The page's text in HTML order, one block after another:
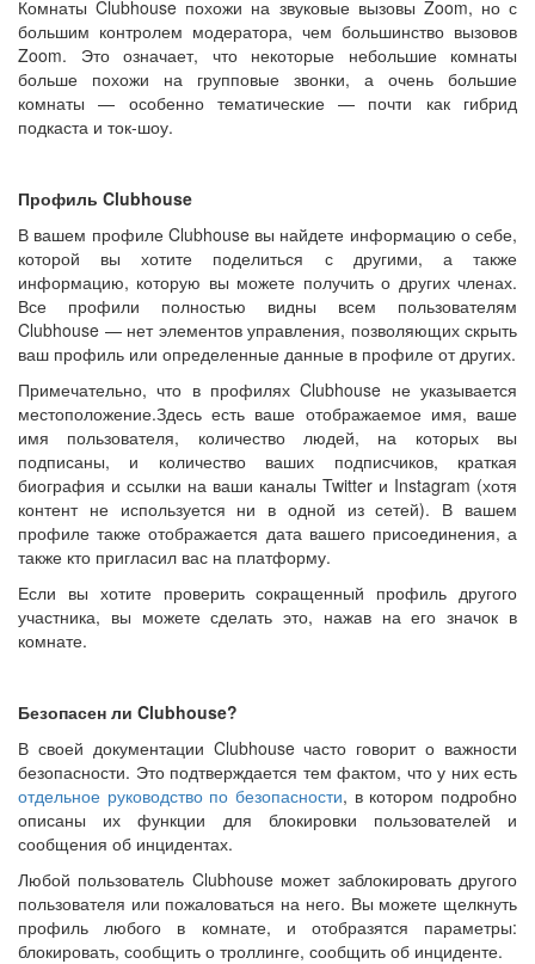
Комнаты Clubhouse похожи на звуковые вызовы Zoom, но с
большим контролем модератора, чем большинство вызовов
Zoom. Это означает, что некоторые небольшие комнаты
больше похожи на групповые звонки, а очень большие
комнаты — особенно тематические — почти как гибрид
подкаста и ток-шоу.
Профиль Clubhouse
В вашем профиле Clubhouse вы найдете информацию о себе,
которой вы хотите поделиться с другими, а также
информацию, которую вы можете получить о других членах.
Все профили полностью видны всем пользователям
Clubhouse — нет элементов управления, позволяющих скрыть
ваш профиль или определенные данные в профиле от других.
Примечательно, что в профилях Clubhouse не указывается
местоположение.Здесь есть ваше отображаемое имя, ваше
имя пользователя, количество людей, на которых вы
подписаны, и количество ваших подписчиков, краткая
биография и ссылки на ваши каналы Twitter и Instagram (хотя
контент не используется ни в одной из сетей). В вашем
профиле также отображается дата вашего присоединения, а
также кто пригласил вас на платформу.
Если вы хотите проверить сокращенный профиль другого
участника, вы можете сделать это, нажав на его значок в
комнате.
Безопасен ли Clubhouse?
В своей документации Clubhouse часто говорит о важности
безопасности. Это подтверждается тем фактом, что у них есть
отдельное руководство по безопасности, в котором подробно
описаны их функции для блокировки пользователей и
сообщения об инцидентах.
Любой пользователь Clubhouse может заблокировать другого
пользователя или пожаловаться на него. Вы можете щелкнуть
профиль любого в комнате, и отобразятся параметры:
блокировать, сообщить о троллинге, сообщить об инциденте.